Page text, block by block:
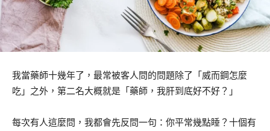
我當藥師十幾年了，最常被客人問的問題除了「威而鋼怎麼
吃」之外，第二名大概就是「藥師，我肝到底好不好？」
每次有人這麼問，我都會先反問一句：你平常幾點睡？十個有